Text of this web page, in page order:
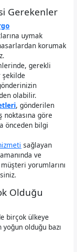
Gerekenler
uymak
korumak
gerekli
olabilir.
, gönderilen
noktasına göre
önceden bilgi
sağlayan
ve
yorumlarını
Olduğu
birçok ülkeye
olduğu bazı